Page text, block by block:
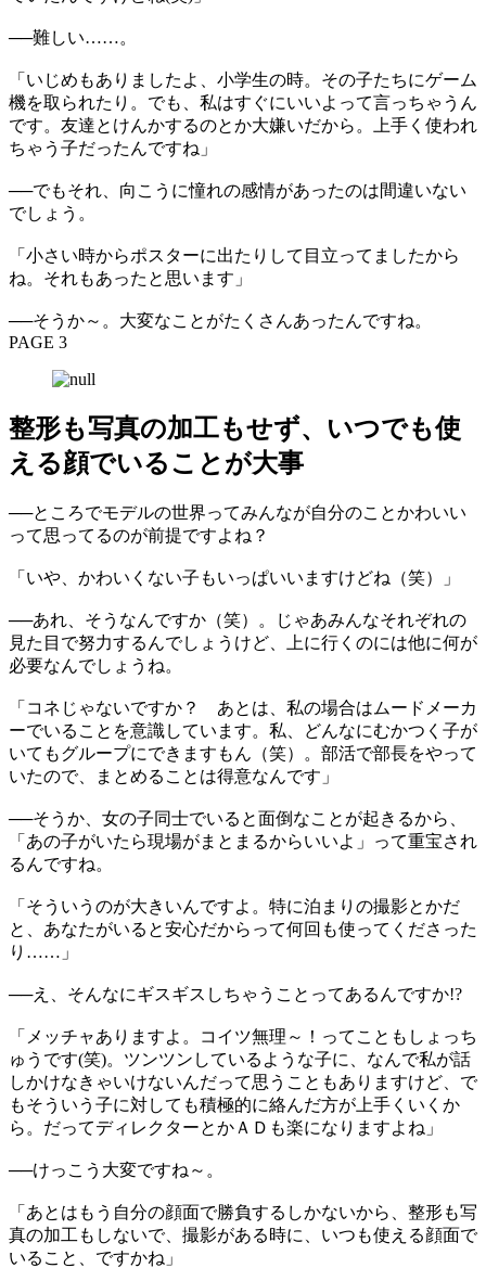
──難しい……。
「いじめもありましたよ、小学生の時。その子たちにゲーム
機を取られたり。でも、私はすぐにいいよって言っちゃうん
です。友達とけんかするのとか大嫌いだから。上手く使われ
ちゃう子だったんですね」
──でもそれ、向こうに憧れの感情があったのは間違いない
でしょう。
「小さい時からポスターに出たりして目立ってましたから
ね。それもあったと思います」
──そうか～。大変なことがたくさんあったんですね。
PAGE 3
整形も写真の加工もせず、いつでも使
える顔でいることが大事
──ところでモデルの世界ってみんなが自分のことかわいい
って思ってるのが前提ですよね？
「いや、かわいくない子もいっぱいいますけどね（笑）」
──あれ、そうなんですか（笑）。じゃあみんなそれぞれの
見た目で努力するんでしょうけど、上に行くのには他に何が
必要なんでしょうね。
「コネじゃないですか？ あとは、私の場合はムードメーカ
ーでいることを意識しています。私、どんなにむかつく子が
いてもグループにできますもん（笑）。部活で部長をやって
いたので、まとめることは得意なんです」
──そうか、女の子同士でいると面倒なことが起きるから、
「あの子がいたら現場がまとまるからいいよ」って重宝され
るんですね。
「そういうのが大きいんですよ。特に泊まりの撮影とかだ
と、あなたがいると安心だからって何回も使ってくださった
り……」
──え、そんなにギスギスしちゃうことってあるんですか!?
「メッチャありますよ。コイツ無理～！ってこともしょっち
ゅうです(笑)。ツンツンしているような子に、なんで私が話
しかけなきゃいけないんだって思うこともありますけど、で
もそういう子に対しても積極的に絡んだ方が上手くいくか
ら。だってディレクターとかＡＤも楽になりますよね」
──けっこう大変ですね～。
「あとはもう自分の顔面で勝負するしかないから、整形も写
真の加工もしないで、撮影がある時に、いつも使える顔面で
いること、ですかね」